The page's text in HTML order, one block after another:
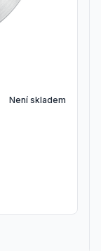
Není skladem